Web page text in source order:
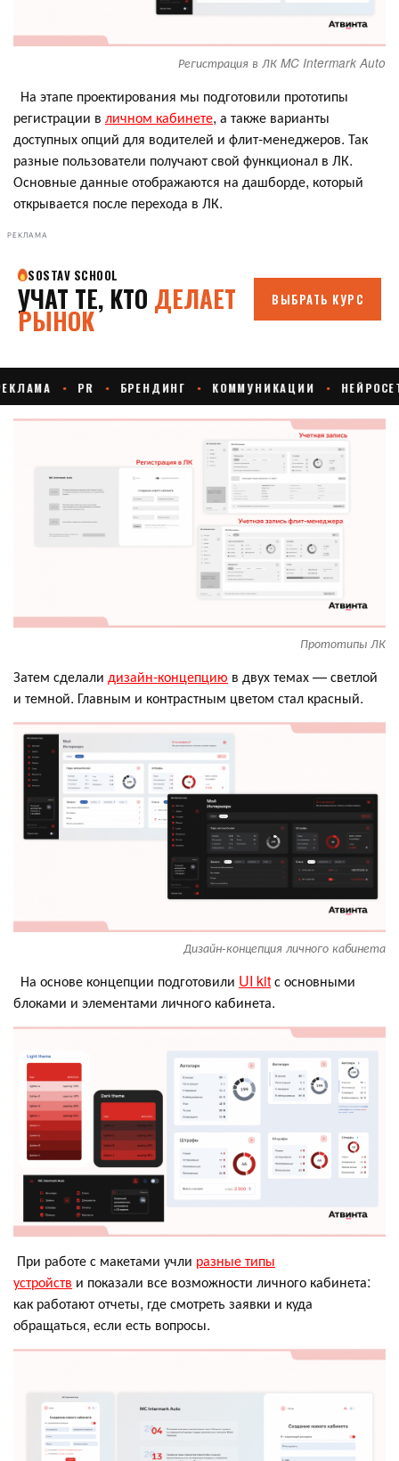
Регистрация в ЛК MC Intermark Auto
На этапе проектирования мы подготовили прототипы
регистрации в личном кабинете, а также варианты
доступных опций для водителей и флит-менеджеров. Так
разные пользователи получают свой функционал в ЛК.
Основные данные отображаются на дашборде, который
открывается после перехода в ЛК.
РЕКЛАМА
Прототипы ЛК
Затем сделали дизайн-концепцию в двух темах — светлой
и темной. Главным и контрастным цветом стал красный.
Дизайн-концепция личного кабинета
На основе концепции подготовили UI kitс основными
блоками и элементами личного кабинета.
При работе с макетами учли разные типы
устройств и показали все возможности личного кабинета:
как работают отчеты, где смотреть заявки и куда
обращаться, если есть вопросы.